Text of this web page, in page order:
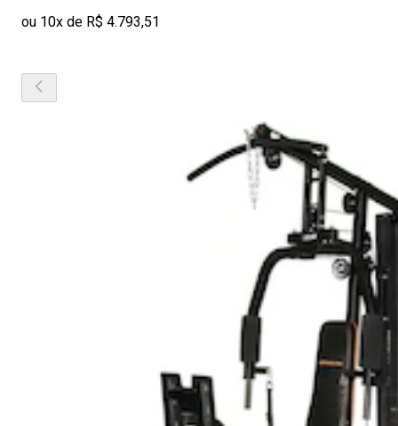
ou 10x de R$ 4.793,51